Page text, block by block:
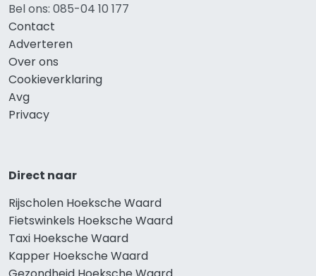
Bel ons: 085-04 10 177
Contact
Adverteren
Over ons
Cookieverklaring
Avg
Privacy
Direct naar
Rijscholen Hoeksche Waard
Fietswinkels Hoeksche Waard
Taxi Hoeksche Waard
Kapper Hoeksche Waard